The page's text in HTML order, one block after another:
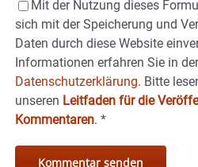
Mit der Nutzung dieses
sich mit der Speicherung und
Daten durch diese Website
Informationen erfahren Sie in der
Datenschutzerklärung. Bitte
unseren Leitfaden für die
Kommentaren. *